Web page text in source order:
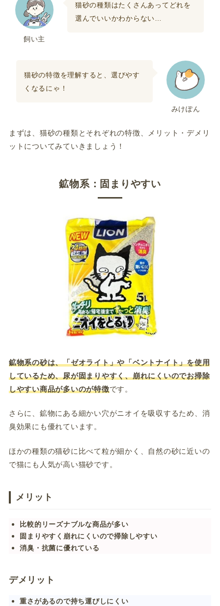
飼い主
猫砂の種類はたくさんあってどれを
選んでいいかわからない…
みけぽん
猫砂の特徴を理解すると、選びやす
くなるにゃ！
まずは、猫砂の種類とそれぞれの特徴、メリット・デメリ
ットについてみていきましょう！
鉱物系：固まりやすい
鉱物系の砂は、「ゼオライト」や「ベントナイト」を使用
しているため、尿が固まりやすく、崩れにくいのでお掃除
しやすい商品が多いのが特徴です。
さらに、鉱物にある細かい穴がニオイを吸収するため、消
臭効果にも優れています。
ほかの種類の猫砂に比べて粒が細かく、自然の砂に近いの
で猫にも人気が高い猫砂です。
メリット
比較的リーズナブルな商品が多い
固まりやすく崩れにくいので掃除しやすい
消臭・抗菌に優れている
デメリット
重さがあるので持ち運びしにくい